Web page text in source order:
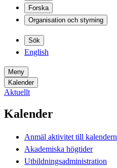
Forska
Organisation och styrning
Sök
English
Meny
Kalender
Aktuellt
Kalender
Anmäl aktivitet till kalendern
Akademiska högtider
Utbildningsadministration